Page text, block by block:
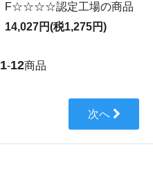
F☆☆☆☆認定工場の商品
14,027円(税1,275円)
1-12商品
次へ